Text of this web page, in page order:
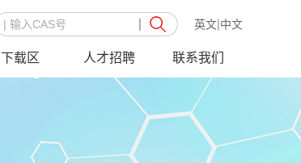
英文 中文
下载区 人才招聘 联系我们